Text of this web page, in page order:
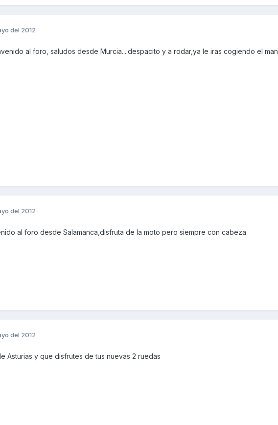
del 2012
al foro, saludos desde Murcia....despacito y a rodar,ya le iras cogiendo el
del 2012
al foro desde Salamanca,disfruta de la moto pero siempre con cabeza
del 2012
Asturias y que disfrutes de tus nuevas 2 ruedas